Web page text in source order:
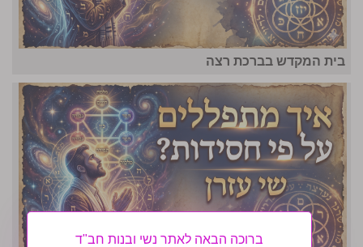
בית המקדש בברכת רצה
ברוכה הבאה לאתר נשי ובנות חב"ד